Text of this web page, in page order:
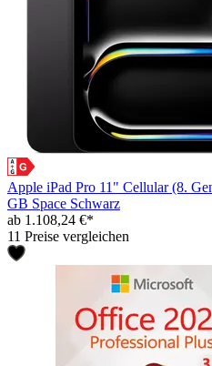
Apple iPad Pro 11" Cellular (8.
GB Space Schwarz
ab 1.108,24 €*
11 Preise vergleichen